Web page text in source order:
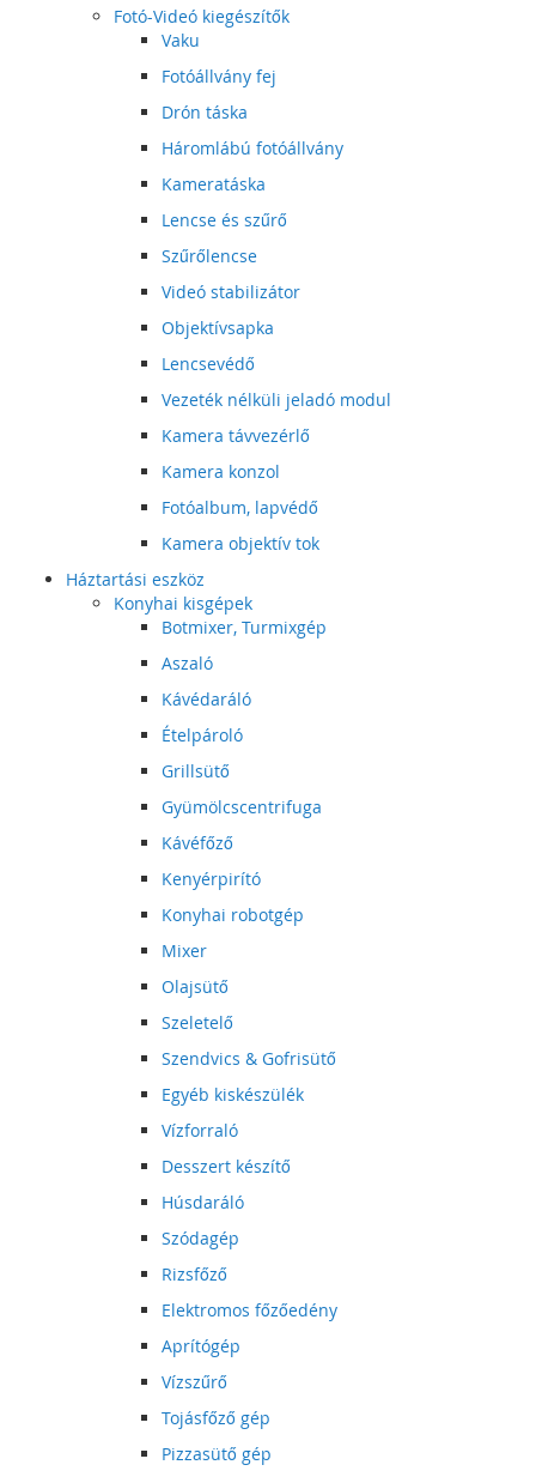
Fotó-Videó kiegészítők
Vaku
Fotóállvány fej
Drón táska
Háromlábú fotóállvány
Kameratáska
Lencse és szűrő
Szűrőlencse
Videó stabilizátor
Objektívsapka
Lencsevédő
Vezeték nélküli jeladó modul
Kamera távvezérlő
Kamera konzol
Fotóalbum, lapvédő
Kamera objektív tok
Háztartási eszköz
Konyhai kisgépek
Botmixer, Turmixgép
Aszaló
Kávédaráló
Ételpároló
Grillsütő
Gyümölcscentrifuga
Kávéfőző
Kenyérpirító
Konyhai robotgép
Mixer
Olajsütő
Szeletelő
Szendvics & Gofrisütő
Egyéb kiskészülék
Vízforraló
Desszert készítő
Húsdaráló
Szódagép
Rizsfőző
Elektromos főzőedény
Aprítógép
Vízszűrő
Tojásfőző gép
Pizzasütő gép